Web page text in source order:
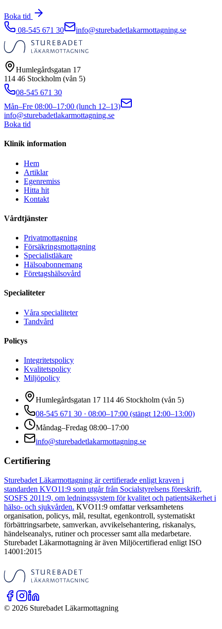
Boka tid
08-545 671 30
info@sturebadetlakarmottagning.se
Humlegårdsgatan 17
114 46 Stockholm (vån 5)
08-545 671 30
Mån–Fre 08:00–17:00 (lunch 12–13)
info@sturebadetlakarmottagning.se
Boka tid
Klinik information
Hem
Artiklar
Egenremiss
Hitta hit
Kontakt
Vårdtjänster
Privatmottagning
Försäkringsmottagning
Specialistläkare
Hälsoabonnemang
Företagshälsovård
Specialiteter
Våra specialiteter
Tandvård
Policys
Integritetspolicy
Kvalitetspolicy
Miljöpolicy
Humlegårdsgatan 17 114 46 Stockholm (vån 5)
08-545 671 30 · 08:00–17:00 (stängt 12:00–13:00)
Måndag–Fredag 08:00–17:00
info@sturebadetlakarmottagning.se
Certifiering
Sturebadet Läkarmottagning är certifierade enligt kraven i
standarden KVO11:9 som utgår från Socialstyrelsens föreskrift,
SOSFS 2011:9, om ledningssystem för kvalitet och patientsäkerhet i
hälso- och sjukvården. KVO11:9 omfattar verksamhetens
organisation, policys, mål, resultat, egenkontroll, systematiskt
förbättringsarbete, samverkan, avvikelsehantering, riskanalys,
händelseanalys, rutiner och processer samt alla medarbetare.
Sturebadet Läkarmottagning är även Miljöcertifierad enligt ISO
14001:2015
© 2026 Sturebadet Läkarmottagning